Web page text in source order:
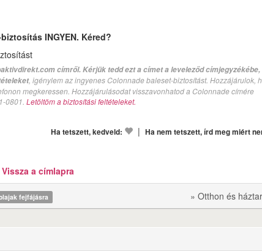
INGYEN. Kéred?
címről. Kérjük tedd ezt a címet a leveleződ címjegyzékébe,
, igénylem az ingyenes Colonnade baleset-biztosítást. Hozzájárulok,
megkeressen. Hozzájárulásodat visszavonhatod a Colonnade címére
0801. Letöltöm a biztosítási feltételeket.
Ha tetszett, kedveld: | Ha nem tetszett, írd meg miért
Vissza a címlapra
fejfájásra » Otthon és